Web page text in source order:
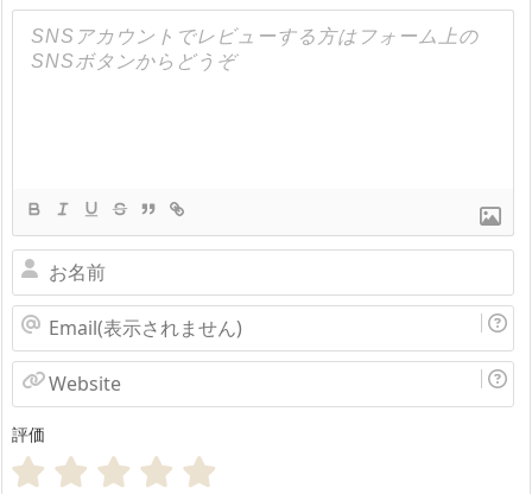
お
名
前
Email(表
示
さ
れ
ま
Website
評価